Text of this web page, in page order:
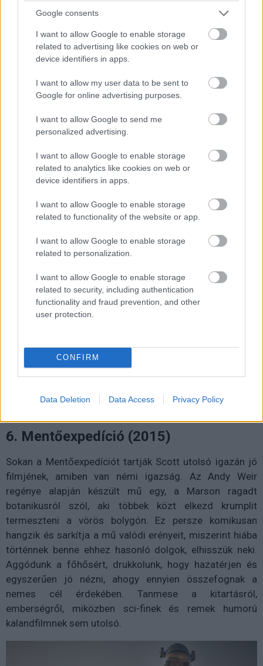
Google consents
I want to allow Google to enable storage
related to advertising like cookies on web or
device identifiers in apps.
I want to allow my user data to be sent to
Google for online advertising purposes.
I want to allow Google to send me
personalized advertising.
I want to allow Google to enable storage
related to analytics like cookies on web or
device identifiers in apps.
I want to allow Google to enable storage
related to functionality of the website or app.
I want to allow Google to enable storage
related to personalization.
I want to allow Google to enable storage
related to security, including authentication
functionality and fraud prevention, and other
user protection.
CONFIRM
Data Deletion Data Access Privacy Policy
7. Hannibal (2001)
Nem volt egyszerű dolga a rendezőnek, amikor
bevállalta, hogy folytatja minden idők egyik legjobb
krimi-thrillerét,A bárányok hallgatnakot
Hopkins visszatért a címszerepben, Jodie Foster helyét
Julianne Moore vette át és a komplett film más irányt
vett. Ez nem feltétlenül baj, de tény, hogy a Hannibalban
már ténylegesen Lecter a főszereplő, illetve a krimi és
thriller elemeket sok esetben felváltják a horrorbetétek.
Az összkép kellően nyers és erőszakos, a show-t pedig
lopja Gary Oldman eltorzult arcú antagonistája, Mason
Verger. A végeredmény természetesen nem ér fel az
6. Mentőexpedíció (2015)
Sokan a Mentőexpedíciót tartják Scott utolsó igazán jó
filmjének, amiben van némi igazság. Az Andy Weir
regénye alapján készült mű egy, a Marson ragadt
botanikusról szól, aki többek közt elkezd krumplit
termeszteni a vörös bolygón. Ez persze komikusan
hangzik és sarkítja a mű valódi erényeit, miszerint hiába
történnek benne ehhez hasonló dolgok, elhisszük neki.
Aggódunk a főhősért, drukkolunk, hogy hazatérjen és
egyszerűen jó nézni, ahogy ennyien összefognak a
nemes cél érdekében. Tanmese a kitartásról,
emberségről, miközben sci-finek és remek humorú
kalandfilmnek sem utolsó.